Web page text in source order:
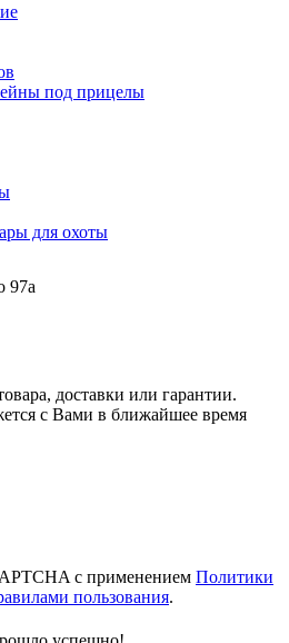
под прицелы
для охоты
97а
доставки или гарантии.
с Вами в ближайшее время
с применением Политики
пользования.